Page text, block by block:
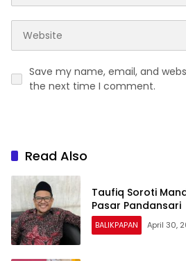
Save my name, email, and
the next time I comment.
Read Also
Taufiq Soroti
Pasar Pandansari
BALIKPAPAN April 30,